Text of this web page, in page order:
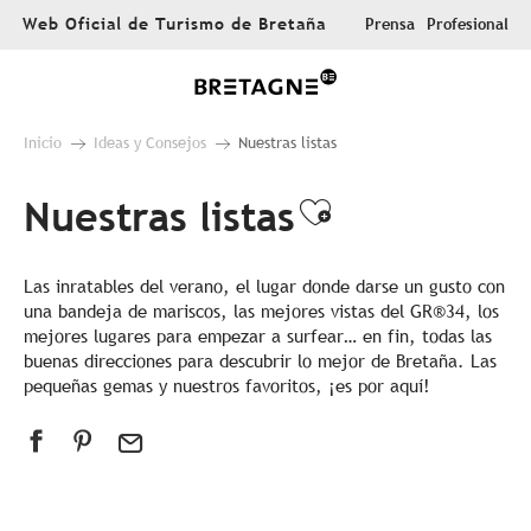
AllerWeb Oficial de Turismo de Bretaña Prensa Profesional
Inicio Ideas y Consejos Nuestras listas
Nuestras listasAjouter aux
Las inratables del verano, el lugar donde darse un gusto con
una bandeja de mariscos, las mejores vistas del GR®34, los
mejores lugares para empezar a surfear… en fin, todas las
buenas direcciones para descubrir lo mejor de Bretaña. Las
pequeñas gemas y nuestros favoritos, ¡es por aquí!